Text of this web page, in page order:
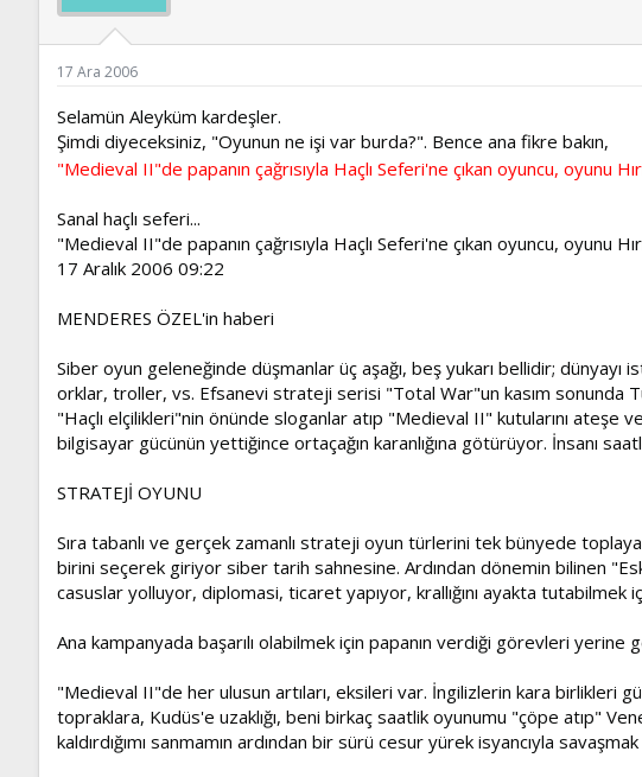
a
a
a
n
ç
h
i
17 Ara 2006
Selamün Aleyküm kardeşler.
Şimdi diyeceksiniz, "Oyunun ne işi var burda?". Bence ana fikre bakın,
"Medieval II"de papanın çağrısıyla Haçlı Seferi'ne çıkan oyuncu,
Sanal haçlı seferi...
"Medieval II"de papanın çağrısıyla Haçlı Seferi'ne çıkan oyuncu,
17 Aralık 2006 09:22
MENDERES ÖZEL'in haberi
Siber oyun geleneğinde düşmanlar üç aşağı, beş yukarı bellidir; dünyayı
orklar, troller, vs. Efsanevi strateji serisi "Total War"un kasım sonunda
"Haçlı elçilikleri"nin önünde sloganlar atıp "Medieval II" kutularını
bilgisayar gücünün yettiğince ortaçağın karanlığına götürüyor. İnsanı
STRATEJİ OYUNU
Sıra tabanlı ve gerçek zamanlı strateji oyun türlerini tek bünyede
birini seçerek giriyor siber tarih sahnesine. Ardından dönemin bilinen
casuslar yolluyor, diplomasi, ticaret yapıyor, krallığını ayakta tutabilmek
Ana kampanyada başarılı olabilmek için papanın verdiği görevleri
"Medieval II"de her ulusun artıları, eksileri var. İngilizlerin kara birlikleri
topraklara, Kudüs'e uzaklığı, beni birkaç saatlik oyunumu "çöpe atıp"
kaldırdığımı sanmamın ardından bir sürü cesur yürek isyancıyla